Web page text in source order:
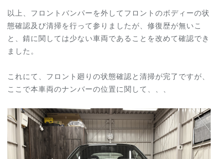
以上、フロントバンパーを外してフロントのボディーの状
態確認及び清掃を行って参りましたが、修復歴が無いこ
と、錆に関しては少ない車両であることを改めて確認でき
ました。
これにて、フロント廻りの状態確認と清掃が完了ですが、
ここで本車両のナンバーの位置に関して、、、